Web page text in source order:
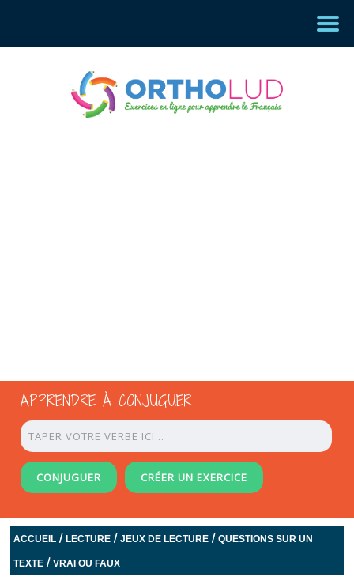
APPRENDRE À CONJUGUER
CONJUGUER CRÉER UN EXERCICE
ACCUEIL /LECTURE /JEUX DE LECTURE /QUESTIONS SUR UN
TEXTE /VRAI OU FAUX